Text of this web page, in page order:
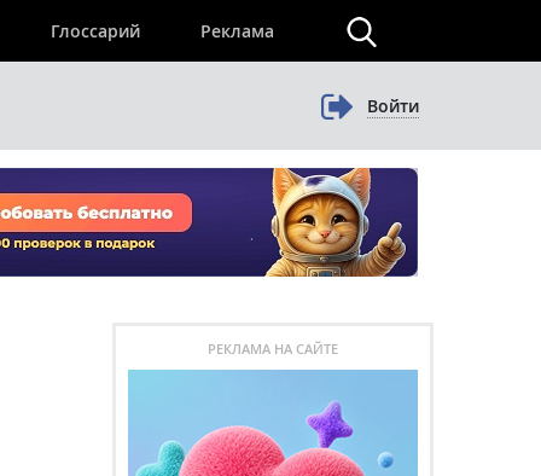
Глоссарий Реклама
Войти
РЕКЛАМА НА САЙТЕ